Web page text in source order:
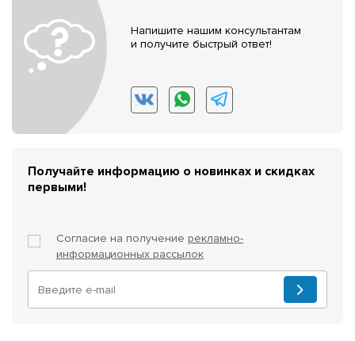
Напишите нашим консультантам
и получите быстрый ответ!
Получайте информацию о новинках и скидках
первыми!
Согласие на получение рекламно-
информационных рассылок